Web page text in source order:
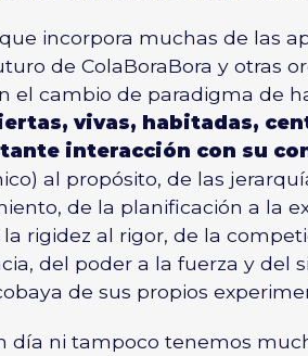
incorpora muchas de las
de ColaBoraBora y otras
el cambio de paradigma de
vivas, habitadas,
interacción con su
al propósito, de las
de la planificación a la
rigidez al rigor, de la
del poder a la fuerza y del
de sus propios
día ni tampoco tenemos